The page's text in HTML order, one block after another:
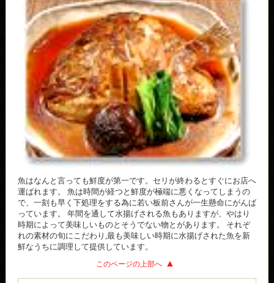
魚はなんと言っても鮮度が第一です。セリが終わるとすぐにお店へ
運ばれます。 魚は時間が経つと鮮度が極端に悪くなってしまうの
で、一刻も早く下処理をする為に若い板前さんが一生懸命にがんば
っています。 年間を通して水揚げされる魚もありますが、やはり
時期によって美味しいものとそうでない物とがあります。 それぞ
れの素材の旬にこだわり,最も美味しい時期に水揚げされた魚を新
鮮なうちに調理して提供しています。
このページの上部へ